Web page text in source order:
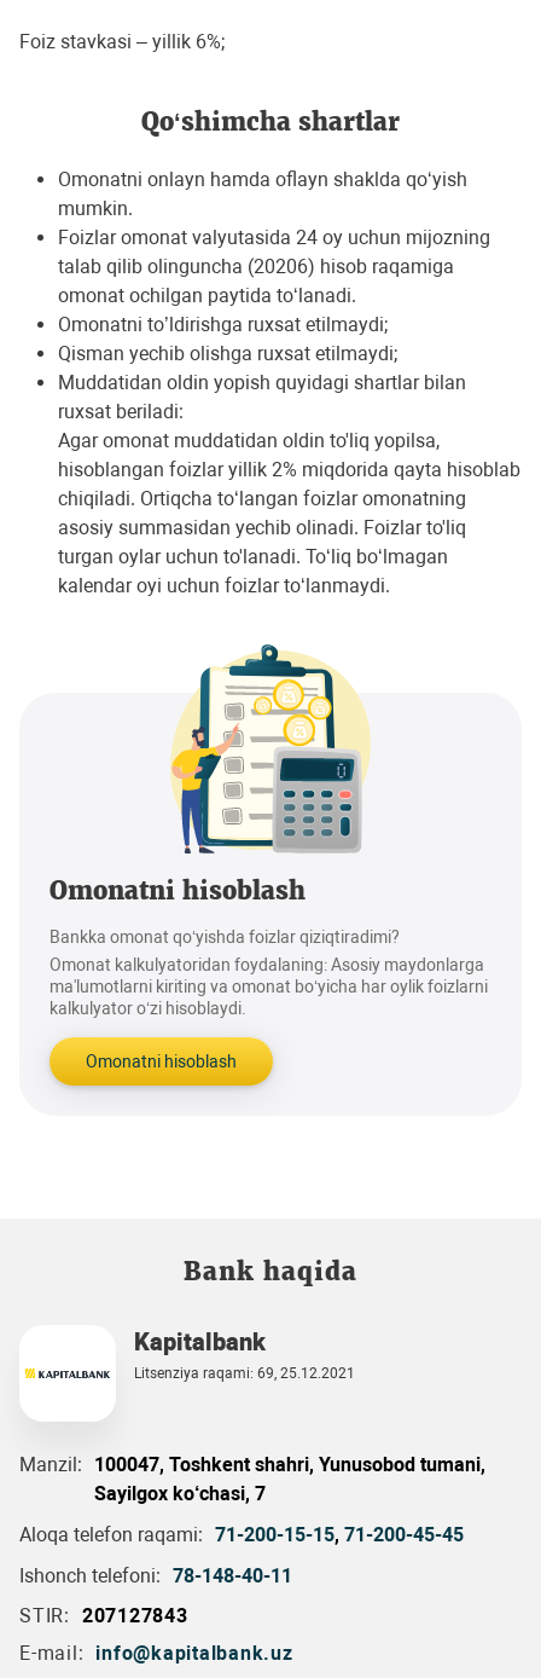
Foiz stavkasi – yillik 6%;
Qo‘shimcha shartlar
Omonatni onlayn hamda oflayn shaklda qo‘yish
mumkin.
Foizlar omonat valyutasida 24 oy uchun mijozning
talab qilib olinguncha (20206) hisob raqamiga
omonat ochilgan paytida to‘lanadi.
Omonatni to’ldirishga ruxsat etilmaydi;
Qisman yechib olishga ruxsat etilmaydi;
Muddatidan oldin yopish quyidagi shartlar bilan
ruxsat beriladi:
Agar omonat muddatidan oldin to'liq yopilsa,
hisoblangan foizlar yillik 2% miqdorida qayta hisoblab
chiqiladi. Ortiqcha to‘langan foizlar omonatning
asosiy summasidan yechib olinadi. Foizlar to'liq
turgan oylar uchun to'lanadi. To‘liq bo‘lmagan
kalendar oyi uchun foizlar to‘lanmaydi.
Omonatni hisoblash
Bankka omonat qo‘yishda foizlar qiziqtiradimi?
Omonat kalkulyatoridan foydalaning: Asosiy maydonlarga
ma'lumotlarni kiriting va omonat bo‘yicha har oylik foizlarni
kalkulyator o‘zi hisoblaydi.
Omonatni hisoblash
Bank haqida
Kapitalbank
Litsenziya raqami: 69, 25.12.2021
Manzil:
100047, Toshkent shahri, Yunusobod tumani,
Sayilgox ko‘chasi, 7
Aloqa telefon raqami: 71-200-15-15, 71-200-45-45
Ishonch telefoni: 78-148-40-11
STIR:
207127843
E-mail:
info@kapitalbank.uz